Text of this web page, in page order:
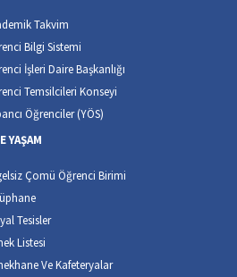
Takvim
Bilgi Sistemi
İşleri Daire Başkanlığı
Temsilcileri Konseyi
Öğrenciler (YÖS)
YAŞAM
Çomü Öğrenci Birimi
Tesisler
Listesi
Ve Kafeteryalar